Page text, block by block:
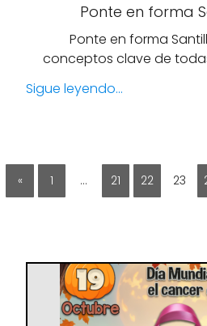
Ponte en forma
Ponte en forma
conceptos clave de
Sigue leyendo...
« 1 … 21 22 23